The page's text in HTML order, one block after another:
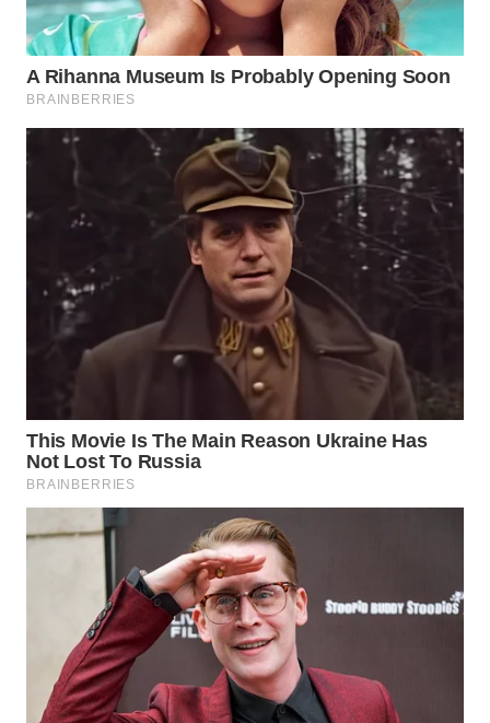
WN
KALSEL
KALTIM
WN
SULSEL
WN
GORONTALO
WN
MALUKU
WN
WN
DANAU